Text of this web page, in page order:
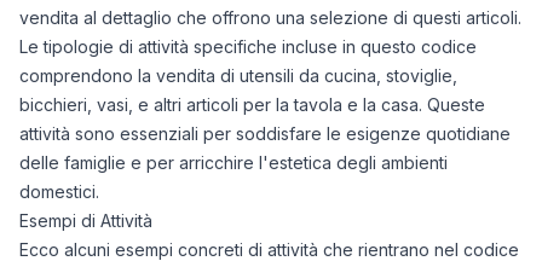
vendita al dettaglio che offrono una selezione di questi articoli.
Le tipologie di attività specifiche incluse in questo codice
comprendono la vendita di utensili da cucina, stoviglie,
bicchieri, vasi, e altri articoli per la tavola e la casa. Queste
attività sono essenziali per soddisfare le esigenze quotidiane
delle famiglie e per arricchire l'estetica degli ambienti
domestici.
Esempi di Attività
Ecco alcuni esempi concreti di attività che rientrano nel codice